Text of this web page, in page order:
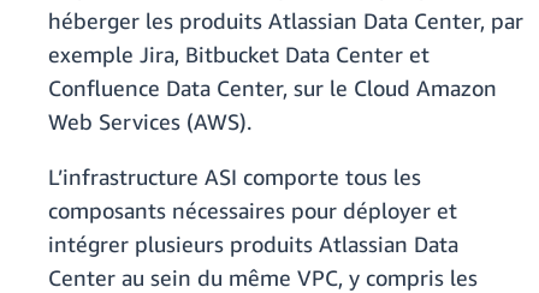
héberger les produits Atlassian Data Center, par
exemple Jira, Bitbucket Data Center et
Confluence Data Center, sur le Cloud Amazon
Web Services (AWS).
L’infrastructure ASI comporte tous les
composants nécessaires pour déployer et
intégrer plusieurs produits Atlassian Data
Center au sein du même VPC, y compris les